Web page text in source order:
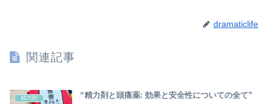
dramaticlife
関連記事
精力剤 “精力剤と頭痛薬: 効果と安全性についての全て”